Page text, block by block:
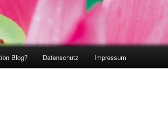
Blog? Datenschutz Impressum